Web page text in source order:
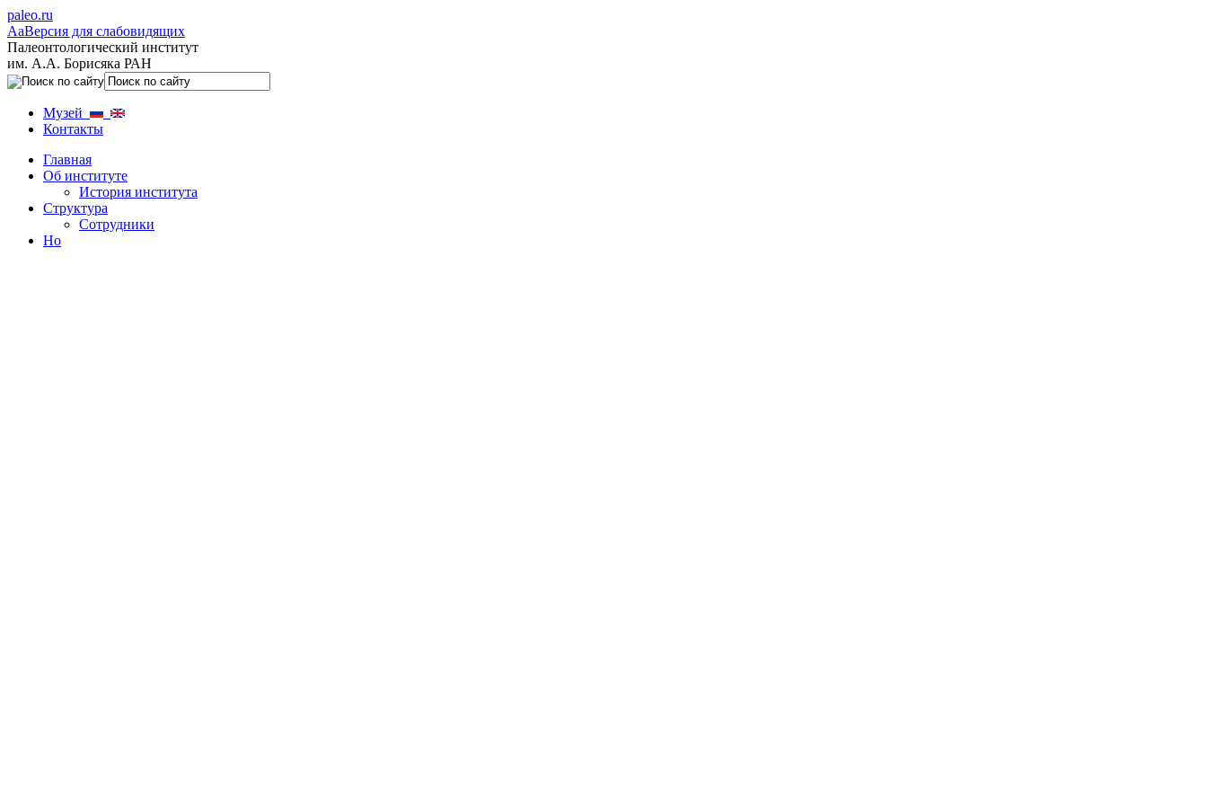
paleo.ru
AaВерсия для слабовидящих
Палеонтологический институт
им. А.А. Борисяка РАН
Музей
Контакты
Главная
Об институте
История института
Структура
Сотрудники
Но